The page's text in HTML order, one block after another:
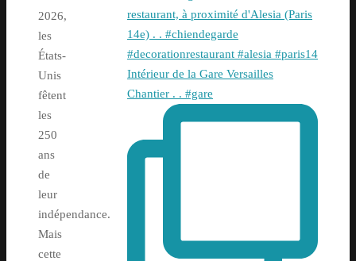
2026,
les
États-
Unis
fêtent
les
250
ans
de
leur
indépendance.
Mais
cette
Intérieur de la Gare Versailles
Chantier . . #gare